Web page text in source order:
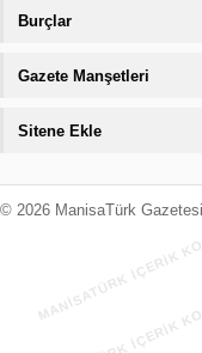
Burçlar
Gazete Manşetleri
Sitene Ekle
© 2026 ManisaTürk
MANİSATÜRK
MANİSATÜRK